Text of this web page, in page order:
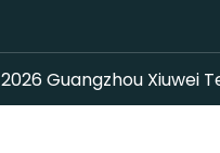
2026 Guangzhou Xiuwei